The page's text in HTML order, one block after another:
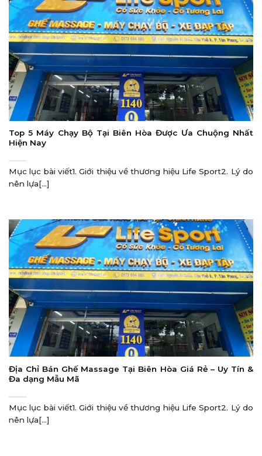
Top 5 Máy Chạy Bộ Tại Biên Hòa Được Ưa Chuộng Nhất
Hiện Nay
Mục lục bài viết1. Giới thiệu về thương hiệu Life Sport2. Lý do
nên lựa[...]
Địa Chỉ Bán Ghế Massage Tại Biên Hòa Giá Rẻ – Uy Tín &
Đa dạng Mẫu Mã
Mục lục bài viết1. Giới thiệu về thương hiệu Life Sport2. Lý do
nên lựa[...]